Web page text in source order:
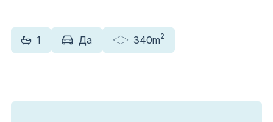
1 Да 340m2